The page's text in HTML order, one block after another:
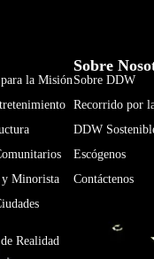
la Misión
y Minorista
Realidad
Sobre
Sobre DDW
Recorrido por
DDW
Escógenos
Contáctenos